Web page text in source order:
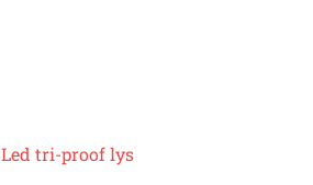
Led tri-proof lys